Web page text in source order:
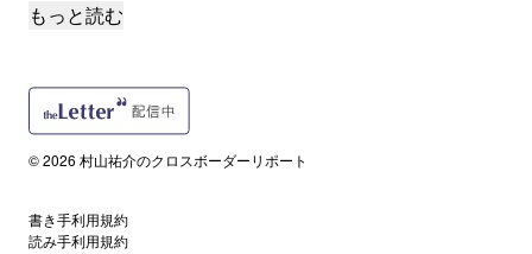
読者限定
2026.05.30
【講演採録・後編】危険地取材の考え方と実践
2026.05.26
もっと読む
© 2026 村山祐介のクロスボーダーリポート
書き手利用規約
読み手利用規約